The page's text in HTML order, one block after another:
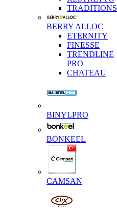
TRADITIONS
BERRY ALLOC
ETERNITY
FINESSE
TRENDLINE
PRO
CHATEAU
BINYLPRO
BONKEEL
CAMSAN